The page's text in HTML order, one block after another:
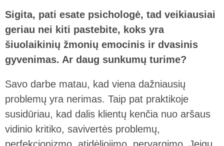
Sigita, pati esate psichologė, tad veikiausiai
geriau nei kiti pastebite, koks yra
šiuolaikinių žmonių emocinis ir dvasinis
gyvenimas. Ar daug sunkumų turime?
Savo darbe matau, kad viena dažniausių
problemų yra nerimas. Taip pat praktikoje
susidūriau, kad dalis klientų kenčia nuo aršaus
vidinio kritiko, savivertės problemų,